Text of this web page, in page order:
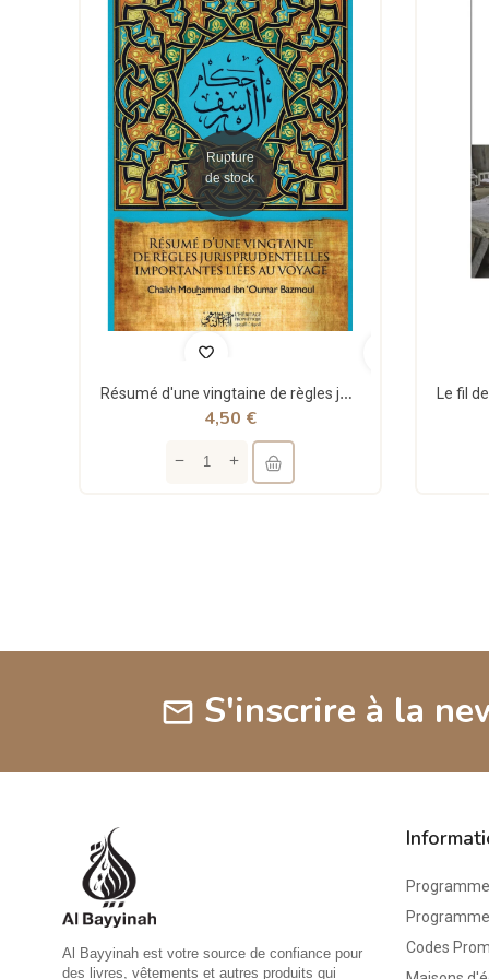
Rupture
de stock
Résumé d'une vingtaine de règles jurisprudentielles liées au voyage - Bazmoul - Héritage...
4,50 €
mail S'inscrire à la
Al Bayyinah est votre source de confiance pour
des livres, vêtements et autres produits qui
Codes